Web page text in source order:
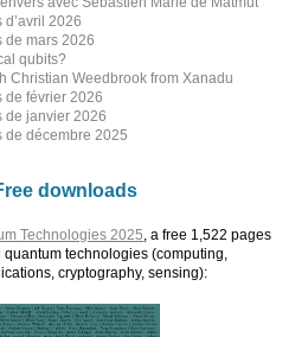
2026
de mars 2026
qubits?
Christian Weedbrook from Xanadu
de février 2026
de janvier 2026
de décembre 2025
downloads
Technologies 2025 , a free 1,522 pages
technologies (computing,
cryptography, sensing):